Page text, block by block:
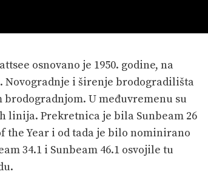
osnovano je 1950. godine, na
i širenje brodogradilišta
brodogradnjom. U međuvremenu su
linija. Prekretnica je bila Sunbeam 26
the Year i od tada je bilo nominirano
34.1 i Sunbeam 46.1 osvojile tu